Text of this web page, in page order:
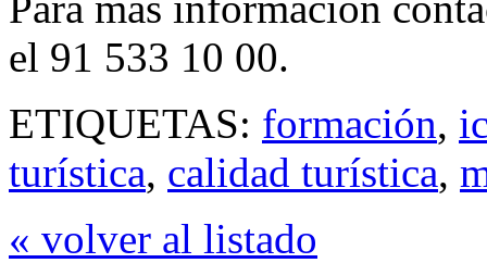
el 91 533 10 00.
ETIQUETAS: formación,
turística, calidad turística,
« volver al listado